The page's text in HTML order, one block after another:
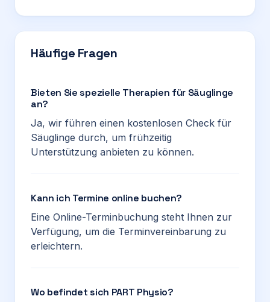
Häufige Fragen
Bieten Sie spezielle Therapien für Säuglinge
an?
Ja, wir führen einen kostenlosen Check für
Säuglinge durch, um frühzeitig
Unterstützung anbieten zu können.
Kann ich Termine online buchen?
Eine Online-Terminbuchung steht Ihnen zur
Verfügung, um die Terminvereinbarung zu
erleichtern.
Wo befindet sich PART Physio?